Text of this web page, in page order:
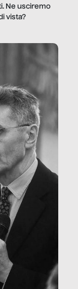
Ne usciremo
vista?